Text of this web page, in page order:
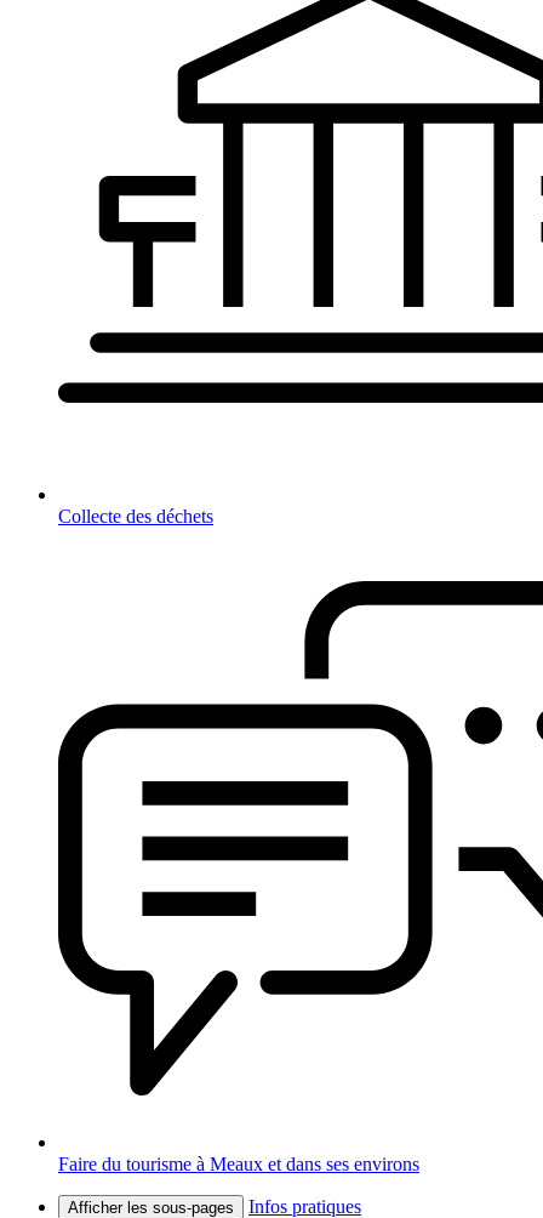
Collecte des déchets
Faire du tourisme à Meaux et dans ses environs
Afficher les sous-pages Infos pratiques